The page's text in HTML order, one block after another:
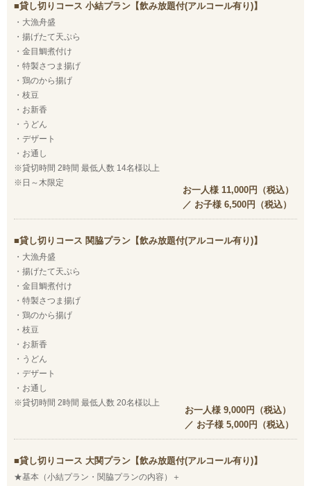
貸し切りコース 小結プラン【飲み放題付(アルコール有り)】
・大漁舟盛
・揚げたて天ぷら
・金目鯛煮付け
・特製さつま揚げ
・鶏のから揚げ
・枝豆
・お新香
・うどん
・デザート
・お通し
※貸切時間 2時間 最低人数 14名様以上
※日～木限定
お一人様 11,000円（税込）
／ お子様 6,500円（税込）
貸し切りコース 関脇プラン【飲み放題付(アルコール有り)】
・大漁舟盛
・揚げたて天ぷら
・金目鯛煮付け
・特製さつま揚げ
・鶏のから揚げ
・枝豆
・お新香
・うどん
・デザート
・お通し
※貸切時間 2時間 最低人数 20名様以上
お一人様 9,000円（税込）
／ お子様 5,000円（税込）
貸し切りコース 大関プラン【飲み放題付(アルコール有り)】
★基本（小結プラン・関脇プランの内容）＋